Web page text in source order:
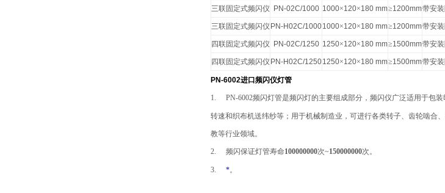
三联固定式频闪仪 PN-02C/1000 1000×120×180 mm≥1200mm带安
三联固定式频闪仪 PN-H02C/10001000×120×180 mm≥1200mm带安
四联固定式频闪仪 PN-02C/1250 1250×120×180 mm≥1500mm带安
四联固定式频闪仪 PN-H02C/12501250×120×180 mm≥1500mm带安
PN-6002进口频闪仪灯管
1. PN-6002频闪灯管是频闪灯的主要组成部分，频闪仪广泛适用于包
转速和织布机送纬纱等；用于机械制造业，可进行各类转子、齿轮啮合
教等行业领域。
2. 频闪保证灯管寿命100000000次~150000000次。
3. *。